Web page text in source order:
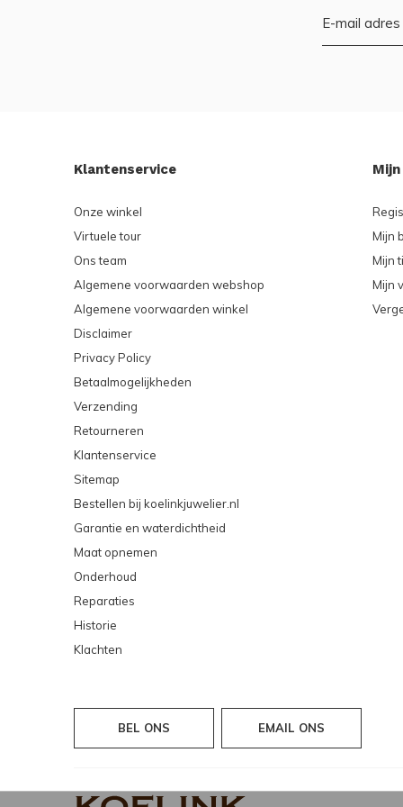
Klantenservice
Onze winkel
Virtuele tour
Ons team
Algemene voorwaarden webshop
Algemene voorwaarden winkel
Disclaimer
Privacy Policy
Betaalmogelijkheden
Verzending
Retourneren
Klantenservice
Sitemap
Bestellen bij koelinkjuwelier.nl
Garantie en waterdichtheid
Maat opnemen
Onderhoud
Reparaties
Historie
Klachten
Mijn
Mijn
Mijn
BEL ONS EMAIL ONS